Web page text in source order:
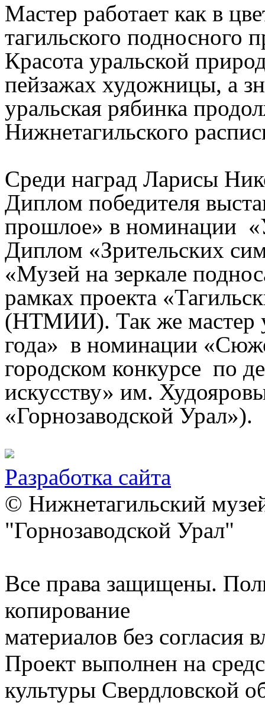
Мастер работает как в
тагильского подносного
Красота уральской
пейзажах художницы, а
уральская рябинка
Нижнетагильского
Среди наград Ларисы
Диплом победителя
прошлое» в номинации
Диплом «Зрительских
«Музей на зеркале
рамках проекта
(НТМИИ). Так же мастер
года» в номинации
городском конкурсе по
искусству» им.
«Горнозаводской Урал»).
Разработка сайта
© Нижнетагильский
"Горнозаводской Урал"
Все права защищены.
копирование
материалов без согласия
Проект выполнен на
культуры Свердловской